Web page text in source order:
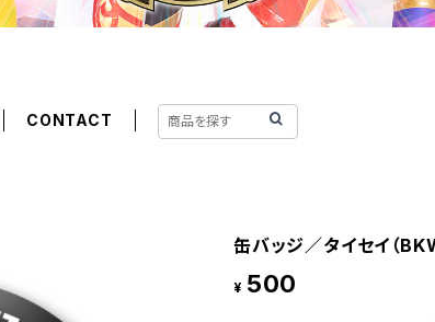
CONTACT
缶バッジ／タイセイ（
¥ 500